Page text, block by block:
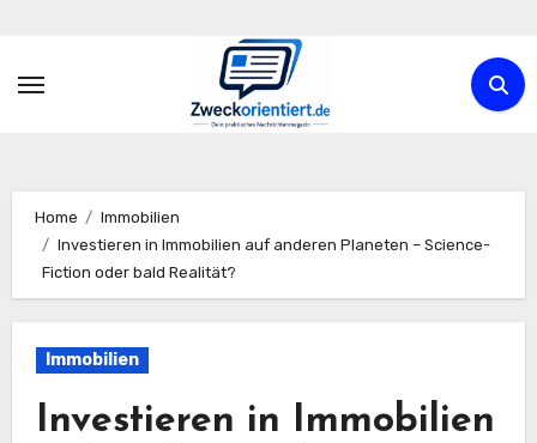
springen
Home
Immobilien
Investieren in Immobilien auf anderen Planeten – Science-
Fiction oder bald Realität?
Immobilien
Investieren in Immobilien